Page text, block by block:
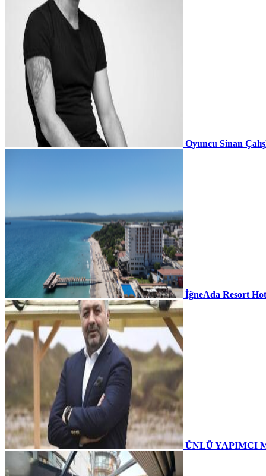
Oyuncu Sinan
İğneAda Resort
ÜNLÜ YAPIMCI